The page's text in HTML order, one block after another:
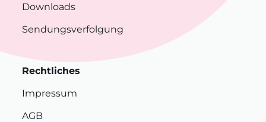
Downloads
Sendungsverfolgung
Rechtliches
Impressum
AGB